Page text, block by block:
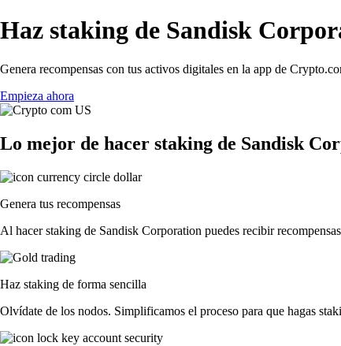
Haz staking de Sandisk
Genera recompensas con tus activos digitales en la app de
Empieza ahora
Lo mejor de hacer staking de Sandisk
Genera tus recompensas
Al hacer staking de Sandisk Corporation puedes recibir
Haz staking de forma sencilla
Olvídate de los nodos. Simplificamos el proceso para que hagas